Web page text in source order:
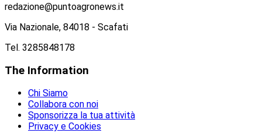
redazione@puntoagronews.it
Via Nazionale, 84018 - Scafati
Tel. 3285848178
The Information
Chi Siamo
Collabora con noi
Sponsorizza la tua attività
Privacy e Cookies